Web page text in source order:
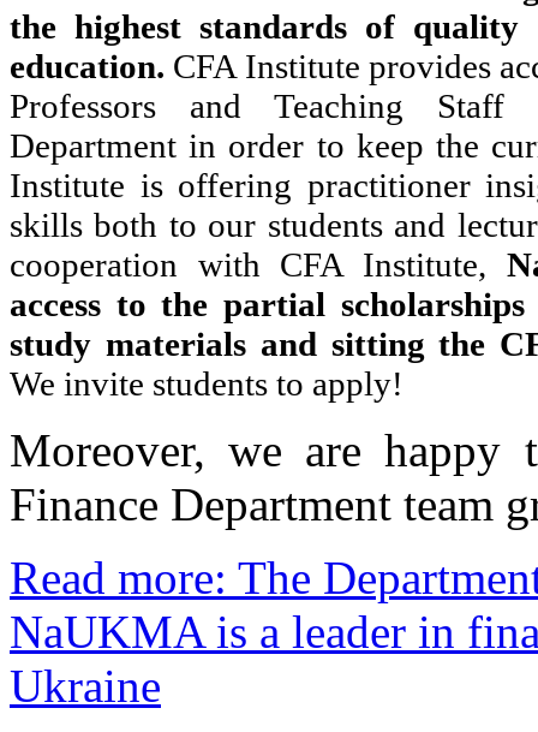
the highest standards of
education. CFA Institute provides
Professors and Teaching
Department in order to keep the
Institute is offering practitioner
skills both to our students and
cooperation with CFA Institute,
access to the partial
study materials and sitting the
We invite students to apply!
Moreover, we are happy
Finance Department team
Read more: The
NaUKMA is a leader in
Ukraine